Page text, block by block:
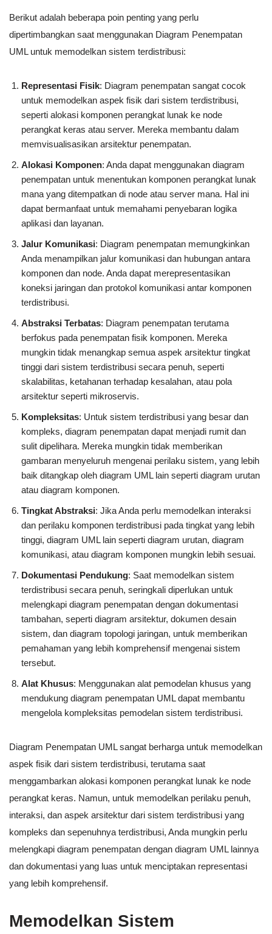
Berikut adalah beberapa poin penting yang perlu
dipertimbangkan saat menggunakan Diagram Penempatan
UML untuk memodelkan sistem terdistribusi:
Representasi Fisik: Diagram penempatan sangat cocok
untuk memodelkan aspek fisik dari sistem terdistribusi,
seperti alokasi komponen perangkat lunak ke node
perangkat keras atau server. Mereka membantu dalam
memvisualisasikan arsitektur penempatan.
Alokasi Komponen: Anda dapat menggunakan diagram
penempatan untuk menentukan komponen perangkat lunak
mana yang ditempatkan di node atau server mana. Hal ini
dapat bermanfaat untuk memahami penyebaran logika
aplikasi dan layanan.
Jalur Komunikasi: Diagram penempatan memungkinkan
Anda menampilkan jalur komunikasi dan hubungan antara
komponen dan node. Anda dapat merepresentasikan
koneksi jaringan dan protokol komunikasi antar komponen
terdistribusi.
Abstraksi Terbatas: Diagram penempatan terutama
berfokus pada penempatan fisik komponen. Mereka
mungkin tidak menangkap semua aspek arsitektur tingkat
tinggi dari sistem terdistribusi secara penuh, seperti
skalabilitas, ketahanan terhadap kesalahan, atau pola
arsitektur seperti mikroservis.
Kompleksitas: Untuk sistem terdistribusi yang besar dan
kompleks, diagram penempatan dapat menjadi rumit dan
sulit dipelihara. Mereka mungkin tidak memberikan
gambaran menyeluruh mengenai perilaku sistem, yang lebih
baik ditangkap oleh diagram UML lain seperti diagram urutan
atau diagram komponen.
Tingkat Abstraksi: Jika Anda perlu memodelkan interaksi
dan perilaku komponen terdistribusi pada tingkat yang lebih
tinggi, diagram UML lain seperti diagram urutan, diagram
komunikasi, atau diagram komponen mungkin lebih sesuai.
Dokumentasi Pendukung: Saat memodelkan sistem
terdistribusi secara penuh, seringkali diperlukan untuk
melengkapi diagram penempatan dengan dokumentasi
tambahan, seperti diagram arsitektur, dokumen desain
sistem, dan diagram topologi jaringan, untuk memberikan
pemahaman yang lebih komprehensif mengenai sistem
tersebut.
Alat Khusus: Menggunakan alat pemodelan khusus yang
mendukung diagram penempatan UML dapat membantu
mengelola kompleksitas pemodelan sistem terdistribusi.
Diagram Penempatan UML sangat berharga untuk memodelkan
aspek fisik dari sistem terdistribusi, terutama saat
menggambarkan alokasi komponen perangkat lunak ke node
perangkat keras. Namun, untuk memodelkan perilaku penuh,
interaksi, dan aspek arsitektur dari sistem terdistribusi yang
kompleks dan sepenuhnya terdistribusi, Anda mungkin perlu
melengkapi diagram penempatan dengan diagram UML lainnya
dan dokumentasi yang luas untuk menciptakan representasi
yang lebih komprehensif.
Memodelkan Sistem